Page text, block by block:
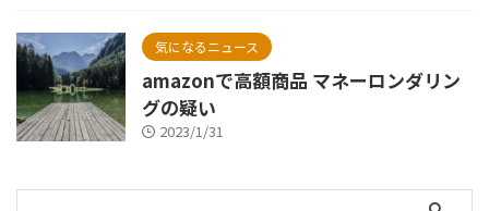
気になるニュース
amazonで高額商品 マネーロンダリン
グの疑い
2023/1/31